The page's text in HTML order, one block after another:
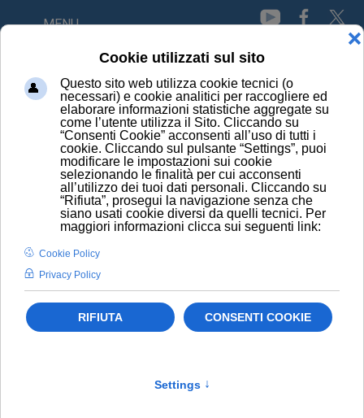
MENU
SCRIVERE A MANO AIUTA APPRENDIMENTO E MEMORIA